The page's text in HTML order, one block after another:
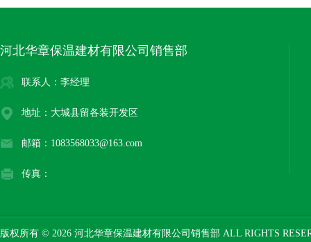
河北华章保温建材有限公司销售部
联系人：李经理
地址：大城县留各装开发区
邮箱：1083568033@163.com
传真：
版权所有 © 2026 河北华章保温建材有限公司销售部 ALL RIGHTS